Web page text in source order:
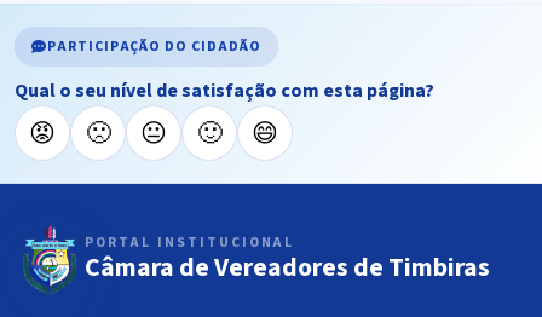
PARTICIPAÇÃO DO CIDADÃO
Qual o seu nível de satisfação com esta página?
😡 🙁 😐 🙂 😄
PORTAL INSTITUCIONAL
Câmara de Vereadores de Timbiras